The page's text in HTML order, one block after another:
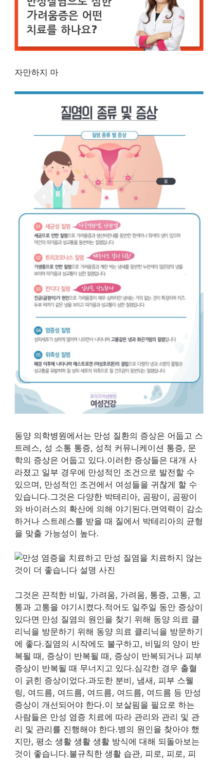
자만하지 마
동양 의학병원에서는 만성 질환의 증상은 어둡고 스
트레스, 성 소통 통증, 성적 커뮤니케이션 통증, 문
학의 증상은 어둡고 있다.이러한 증상들은 대개 사
라졌고 일부 경우에 만성적인 조건으로 발전할 수
있으며, 만성적인 조건에서 여성들을 귀찮게 할 수
있습니다.그것은 다양한 박테리아, 곰팡이, 곰팡이
와 바이러스의 확산에 의해 야기된다.면역력이 감소
하거나 스트레스를 받을 때 질에서 박테리아의 균형
을 맞출 가능성이 높다.
그것은 끈적한 비밀, 가려움, 가려움, 통증, 고통, 고
통과 고통을 야기시켰다.적어도 일주일 동안 증상이
있다면 만성 질염의 원인을 찾기 위해 동양 의료 클
리닉을 방문하기 위해 동양 의료 클리닉을 방문하기
에 좋다.질염의 시작에도 불구하고, 비밀의 양이 반
복될 때, 증상이 반복될 때, 증상이 반복되거나 피부
증상이 반복될 때 무너지고 있다.심각한 경우 출혈
이 긁힌 증상이었다.과도한 분비, 냄새, 피부 스웰
링, 여드름, 여드름, 여드름, 여드름, 여드름 등 만성
증상이 개선되어야 한다.이 보살핌을 필요로 하는
사람들은 만성 염증 치료에 따라 관리와 관리 및 관
리 및 관리를 진행해야 한다.병의 원인을 찾아야 했
지만, 평소 생활 생활 생활 방식에 대해 되돌아보는
것이 좋습니다.불규칙한 생활 습관, 피로, 피로, 피